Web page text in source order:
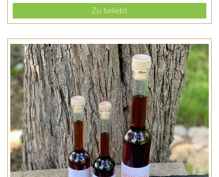
Zu beliebt